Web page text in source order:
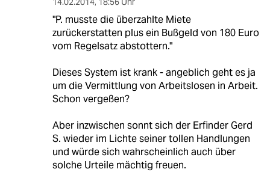
"P. musste die überzahlte Miete
zurückerstatten plus ein Bußgeld von 180 Euro
vom Regelsatz abstottern."
Dieses System ist krank - angeblich geht es ja
um die Vermittlung von Arbeitslosen in Arbeit.
Schon vergeßen?
Aber inzwischen sonnt sich der Erfinder Gerd
S. wieder im Lichte seiner tollen Handlungen
und würde sich wahrscheinlich auch über
solche Urteile mächtig freuen.